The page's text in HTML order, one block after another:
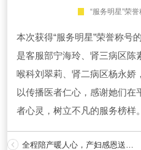
“服务明星”荣
本次获得“服务明星”荣誉称号
是客服部宁海玲、肾三病区陈
喉科刘翠莉、肾二病区杨永娇
以传播医者仁心，感谢她们在
者心灵，树立不凡的服务榜样。
全程陪产暖人心，产妇感恩送锦旗